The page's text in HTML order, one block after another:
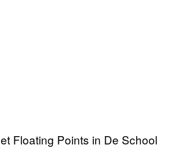
Floating Points in De School